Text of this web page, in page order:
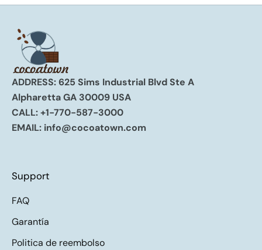
ADDRESS: 625 Sims Industrial Blvd Ste A
Alpharetta GA 30009 USA
CALL:+1-770-587-3000
EMAIL: info@cocoatown.com
Support
FAQ
Garantía
Politica de reembolso